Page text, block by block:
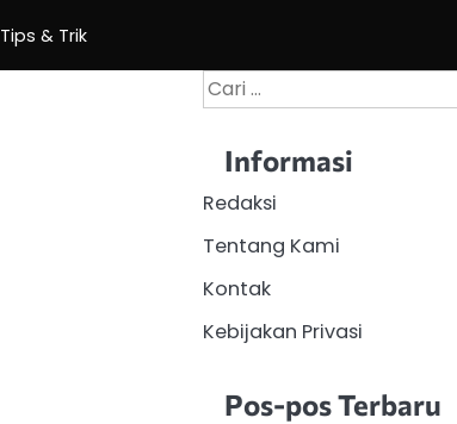
Tips & Trik
Cari
untuk:
Informasi
Redaksi
Tentang Kami
Kontak
Kebijakan Privasi
Pos-pos Terbaru